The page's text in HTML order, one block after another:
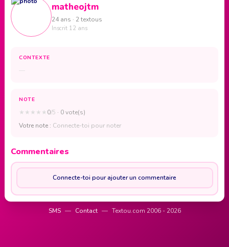
matheojtm
24 ans · 2 textous
Inscrit 12 ans
CONTEXTE
—
NOTE
★ ★ ★ ★ ★0/5 · 0 vote(s)
Votre note : Connecte-toi pour noter
Commentaires
Connecte-toi pour ajouter un commentaire
SMS — Contact — Textou.com 2006 - 2026